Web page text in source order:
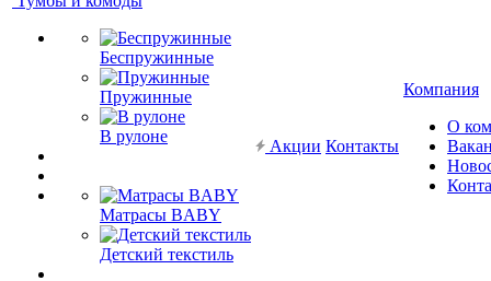
Беспружинные
Пружинные
В рулоне
Матрасы BABY
Детский текстиль
Акции Контакты
Компания
О